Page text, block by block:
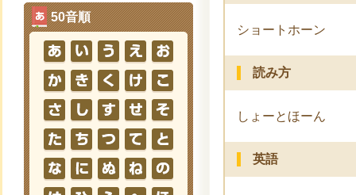
50音順
ショートホーン
読み方
しょーとほーん
英語